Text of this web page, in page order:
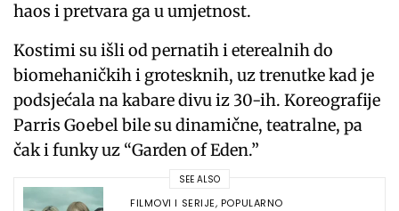
haos i pretvara ga u umjetnost.
Kostimi su išli od pernatih i eterealnih do
biomehaničkih i grotesknih, uz trenutke kad je
podsjećala na kabare divu iz 30-ih. Koreografije
Parris Goebel bile su dinamične, teatralne, pa
čak i funky uz “Garden of Eden.”
SEE ALSO
FILMOVI I SERIJE, POPULARNO